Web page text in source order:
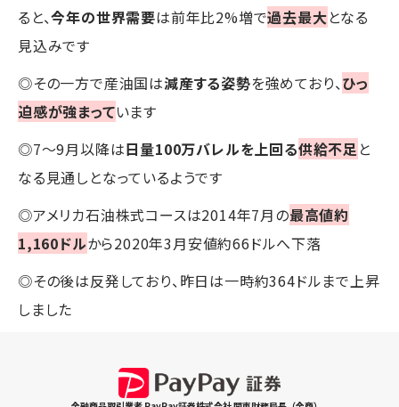
ると、今年の世界需要は前年比2%増で過去最大となる
見込みです
◎その一方で産油国は減産する姿勢を強めており、ひっ
迫感が強まっています
◎7〜9月以降は日量100万バレルを上回る供給不足 と
なる見通しとなっているようです
◎アメリカ石油株式コースは2014年7月の最高値約
1,160ドルから2020年3月安値約66ドルへ下落
◎その後は反発しており、昨日は一時約364ドルまで上昇
しました